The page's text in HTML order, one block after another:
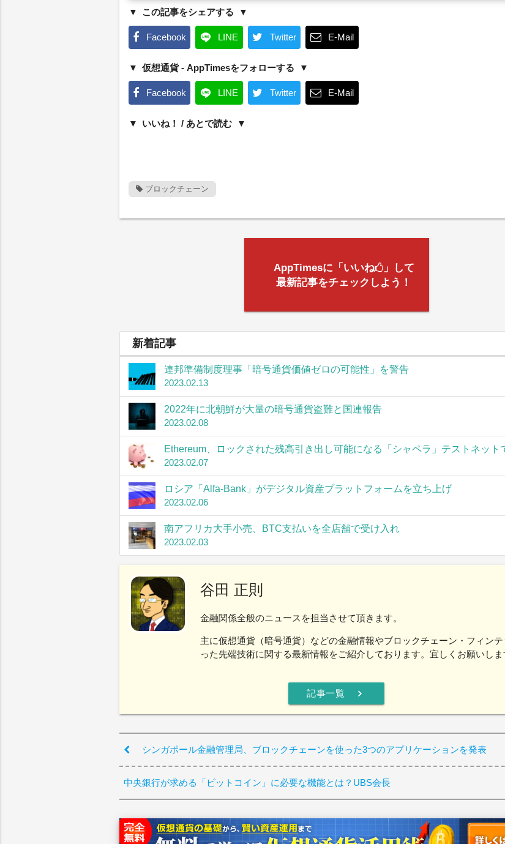
この記事をシェアする
Facebook LINE Twitter E-Mail
仮想通貨 - AppTimesをフォローする
Facebook LINE Twitter E-Mail
いいね！ / あとで読む
ブロックチェーン
AppTimesに「いいね
」して
最新記事をチェックしよう！
新着記事
連邦準備制度理事「暗号通貨価値ゼロの可能性」を警告
2023.02.13
2022年に北朝鮮が大量の暗号通貨盗難と国連報告
2023.02.08
Ethereum、ロックされた残高引き出し可能になる「シャペラ」テストネット
2023.02.07
ロシア「Alfa-Bank」がデジタル資産プラットフォームを立ち上げ
2023.02.06
南アフリカ大手小売、BTC支払いを全店舗で受け入れ
2023.02.03
谷田 正則
金融関係全般のニュースを担当させて頂きます。
主に仮想通貨（暗号通貨）などの金融情報やブロックチェーン・フィン
った先端技術に関する最新情報をご紹介しております。宜しくお願いしま
記事一覧 chevron_right
シンガポール金融管理局、ブロックチェーンを使った3つのアプリケーションを発表
中央銀行が求める「ビットコイン」に必要な機能とは？UBS会長